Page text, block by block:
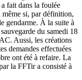
fait dans la foulée
même si, par définition,
gendarme. À la suite à
du samedi 18
Aussi, les créations
demandes effectuées
ont été à refaire. La
la FFTir a consisté à